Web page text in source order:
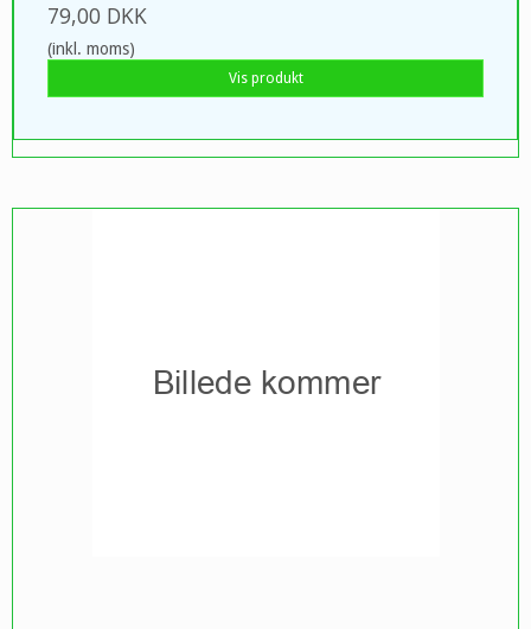
79,00 DKK
(inkl. moms)
Vis produkt